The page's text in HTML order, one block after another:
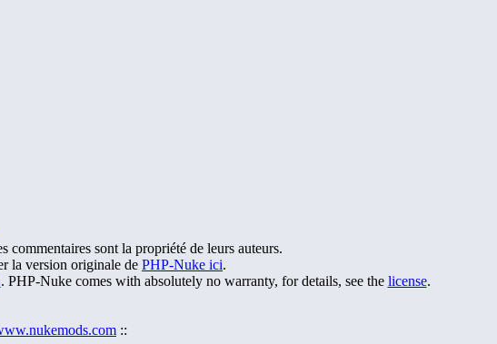
commentaires sont la propriété de leurs auteurs.
la version originale de PHP-Nuke ici.
. PHP-Nuke comes with absolutely no warranty, for details, see the license.
::